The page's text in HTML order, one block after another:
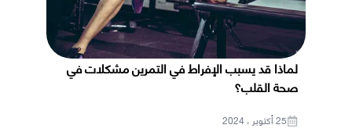
لماذا قد يسبب الإفراط في التمرين مشكلات في
صحة القلب؟
25 أكتوبر ، 2024